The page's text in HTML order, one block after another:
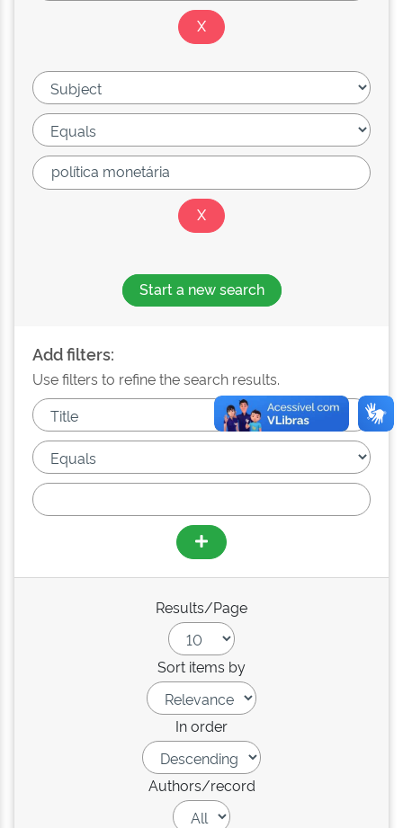
Start a new search
Add filters:
Use filters to refine the search results.
Results/Page
Sort items by
In order
Authors/record